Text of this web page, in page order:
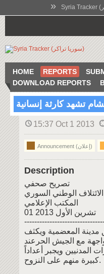
»
HOME REPORTS
DOWNLOAD REPORTS
تشهد كارثة إنسانية
15:37 Oct 1 2013
Announcement (إعلان)
Description
تصريح صحفي
الائتلاف الوطني السوري
المكتب الإعلامي
01 تشرين الأول 2013
مدينة المعضمية ويكثف
مع الجيش الحرعند
ويجبر أعداداً
كبيرة منهم على النزوح.